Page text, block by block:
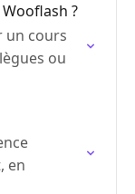
?
un cours
ou
en